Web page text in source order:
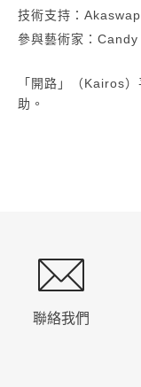
技術支持：Akaswap
參與藝術家：
「開路」（Kairos
助。
聯絡我們